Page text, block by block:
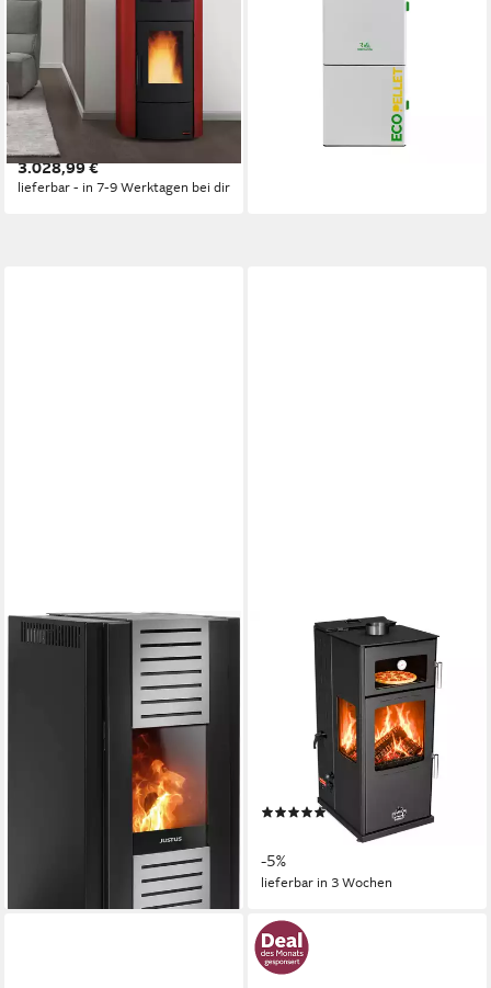
wasserführender Pelletofen
bordeaux
18.1 kW Nennwärmeleistung
94.3 %
Wirkungsgrad
519 m³
max. Raumheizvermögen
Produktdatenblatt
3.028,99 €
lieferbar - in 7-9 Werktagen bei dir
lieferbar - in 6-7 Werktagen bei dir
JUSTUS
Pelletofen Sirkos Aqua 2.0
Nennwärmeleistung
max. Raumheizvermögen
CO-Emission
Produktdatenblatt
UVP3.800,00 €
lieferbar - in 5-6 Werktagen bei dir
Kaminofen Gold Plus
Hybridofen Pellets und Holz
Kombiofen Kaminofen mit
Backfach
Nennwärmeleistung
Produktdatenblatt
(1)
UVP2.199,00 €
-5%
lieferbar in 3 Wochen